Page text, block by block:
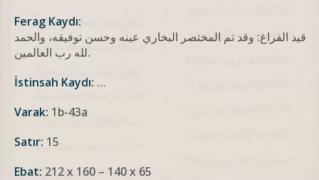
Ferag Kaydı:
قيد الفراغ: وقد تم المختصر البخاري عینه وحسن توفيقه، والحمد
لله رب العالمين.
İstinsah Kaydı: …
Varak: 1b-43a
Satır: 15
Ebat: 212 x 160 – 140 x 65